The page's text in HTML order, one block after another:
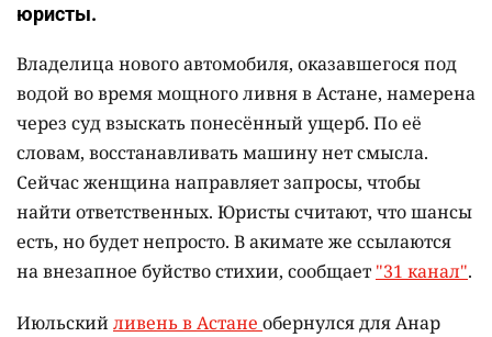
юристы.
Владелица нового автомобиля, оказавшегося под
водой во время мощного ливня в Астане, намерена
через суд взыскать понесённый ущерб. По её
словам, восстанавливать машину нет смысла.
Сейчас женщина направляет запросы, чтобы
найти ответственных. Юристы считают, что шансы
есть, но будет непросто. В акимате же ссылаются
на внезапное буйство стихии, сообщает "31 канал".
Июльскийливень в Астане обернулся для Анар